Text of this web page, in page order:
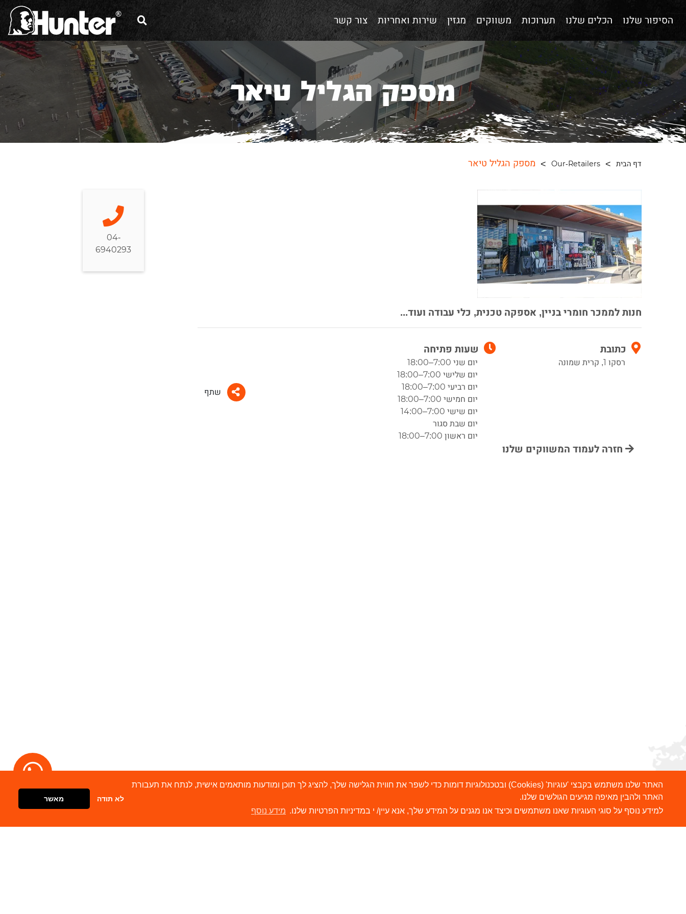
האתר שלנו משתמש בקבצי 'עוגיות' (Cookies) ובטכנולוגיות דומות כדי לשפר את חווית הגלישה שלך, להציג לך תוכן ומודעות מותאמים אישית, לנתח את תעבורת
האתר ולהבין מאיפה מגיעים הגולשים שלנו.
למידע נוסף על סוגי העוגיות שאנו משתמשים וכיצד אנו מגנים על המידע שלך, אנא עיין/ י במדיניות הפרטיות שלנו. מידע נוסף
לא תודה מאשר
הסיפור שלנו הכלים שלנו תערוכות משווקים מגזין שירות ואחריות צור קשר
מספק הגליל טיאר
דף הבית Our-Retailers מספק הגליל טיאר
חנות לממכר חומרי בניין, אספקה טכנית, כלי עבודה ועוד...
כתובת
רסקו 1, קרית שמונה
שעות פתיחה
יום שני 7:00–18:00
יום שלישי 7:00–18:00
יום רביעי 7:00–18:00
יום חמישי 7:00–18:00
יום שישי 7:00–14:00
יום שבת סגור
יום ראשון 7:00–18:00
שתף
04-
6940293
חזרה לעמוד המשווקים שלנו
דברו איתנו